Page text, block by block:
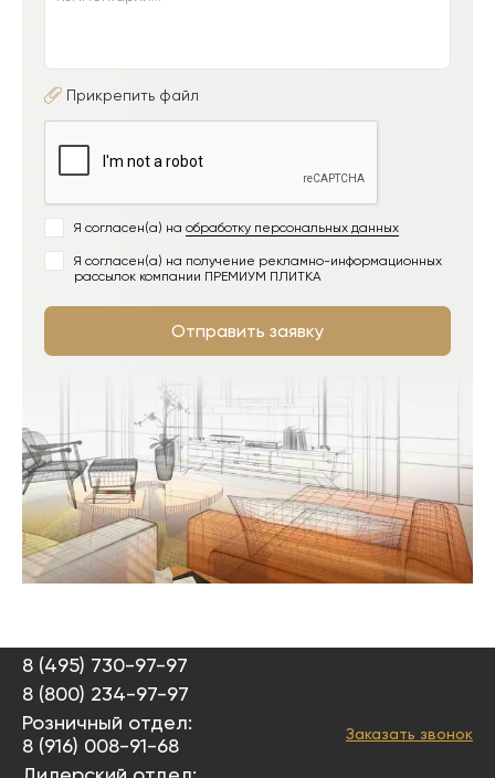
Прикрепить файл
Я согласен(а) на обработку персональных данных
Я согласен(а) на получение рекламно-информационных
рассылок компании ПРЕМИУМ ПЛИТКА
Отправить заявку
8 (495) 730-97-97
8 (800) 234-97-97
Розничный отдел:
8 (916) 008-91-68
Заказать звонок